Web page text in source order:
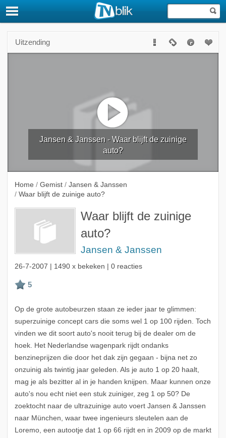
Uitzending
Jansen & Janssen - Waar blijft de zuinige
auto?
Home / Gemist / Jansen & Janssen
/ Waar blijft de zuinige auto?
Waar blijft de zuinige
auto?
Jansen & Janssen
26-7-2007 | 1490 x bekeken | 0 reacties
Op de grote autobeurzen staan ze ieder jaar te glimmen:
superzuinige concept cars die soms wel 1 op 100 rijden. Toch
vinden we dit soort auto's nooit terug bij de dealer om de
hoek. Het Nederlandse wagenpark rijdt ondanks
benzineprijzen die door het dak zijn gegaan - bijna net zo
onzuinig als twintig jaar geleden. Als je auto 1 op 20 haalt,
mag je als bezitter al in je handen knijpen. Maar kunnen onze
auto's nou echt niet een stuk zuiniger, zeg 1 op 50? De
zoektocht naar de ultrazuinige auto voert Jansen & Janssen
naar München, waar twee ingenieurs sleutelen aan de
Loremo, een autootje dat 1 op 66 rijdt en in 2009 op de markt